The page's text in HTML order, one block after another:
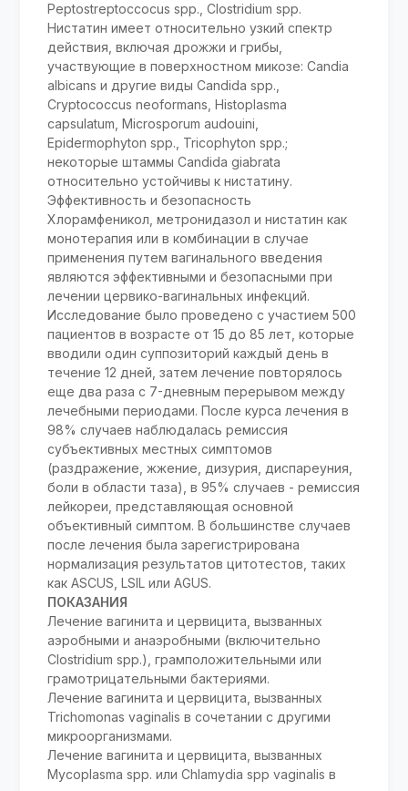
Peptostreptoccocus spp., Clostridium spp.
Нистатин имеет относительно узкий спектр
действия, включая дрожжи и грибы,
участвующие в поверхностном микозе: Candia
albicans и другие виды Candida spp.,
Cryptococcus neoformans, Histoplasma
capsulatum, Microsporum audouini,
Epidermophyton spp., Tricophyton spp.;
некоторые штаммы Candida giabrata
относительно устойчивы к нистатину.
Эффективность и безопасность
Хлорамфеникол, метронидазол и нистатин как
монотерапия или в комбинации в случае
применения путем вагинального введения
являются эффективными и безопасными при
лечении цервико-вагинальных инфекций.
Исследование было проведено с участием 500
пациентов в возрасте от 15 до 85 лет, которые
вводили один суппозиторий каждый день в
течение 12 дней, затем лечение повторялось
еще два раза с 7-дневным перерывом между
лечебными периодами. После курса лечения в
98% случаев наблюдалась ремиссия
субъективных местных симптомов
(раздражение, жжение, дизурия, диспареуния,
боли в области таза), в 95% случаев - ремиссия
лейкореи, представляющая основной
объективный симптом. В большинстве случаев
после лечения была зарегистрирована
нормализация результатов цитотестов, таких
как ASCUS, LSIL или AGUS.
ПОКАЗАНИЯ
Лечение вагинита и цервицита, вызванных
аэробными и анаэробными (включительно
Clostridium spp.), грамположительными или
грамотрицательными бактериями.
Лечение вагинита и цервицита, вызванных
Trichomonas vaginalis в сочетании с другими
микроорганизмами.
Лечение вагинита и цервицита, вызванных
Mycoplasma spp. или Chlamydia spp vaginalis в